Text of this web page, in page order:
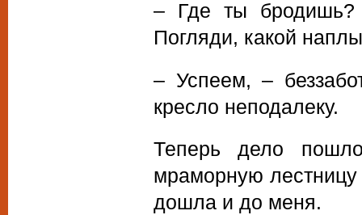
– Где ты бродишь?
Погляди, какой
– Успеем, –
кресло неподалеку.
Теперь дело
мраморную лестницу
дошла и до меня.